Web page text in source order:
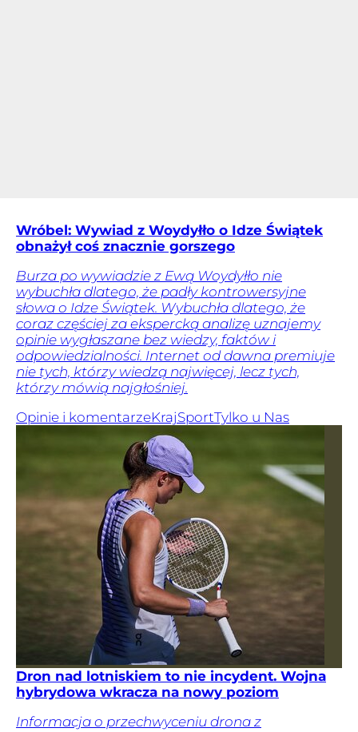
Wróbel: Wywiad z Woydyłło o Idze Świątek
obnażył coś znacznie gorszego
Burza po wywiadzie z Ewą Woydyłło nie
wybuchła dlatego, że padły kontrowersyjne
słowa o Idze Świątek. Wybuchła dlatego, że
coraz częściej za ekspercką analizę uznajemy
opinie wygłaszane bez wiedzy, faktów i
odpowiedzialności. Internet od dawna premiuje
nie tych, którzy wiedzą najwięcej, lecz tych,
którzy mówią najgłośniej.
Opinie i komentarzeKrajSportTylko u Nas
Dron nad lotniskiem to nie incydent. Wojna
hybrydowa wkracza na nowy poziom
Informacja o przechwyceniu drona z